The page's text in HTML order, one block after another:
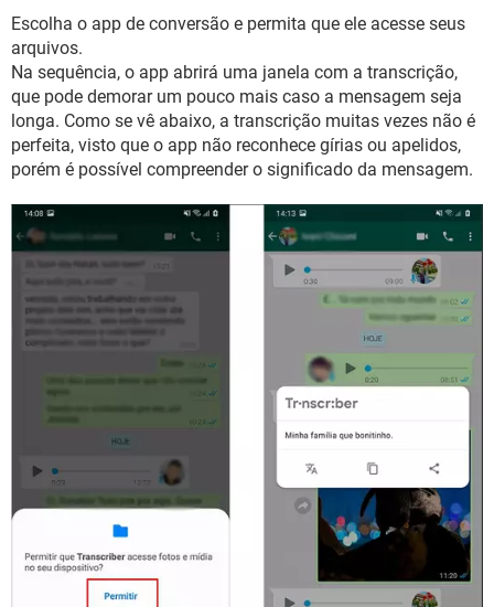
Escolha o app de conversão e permita que ele acesse seus
arquivos.
Na sequência, o app abrirá uma janela com a transcrição,
que pode demorar um pouco mais caso a mensagem seja
longa. Como se vê abaixo, a transcrição muitas vezes não é
perfeita, visto que o app não reconhece gírias ou apelidos,
porém é possível compreender o significado da mensagem.